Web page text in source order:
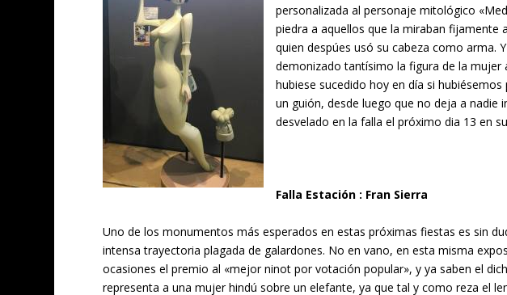
personalizada al personaje mitológico
piedra a aquellos que la miraban fijamente
quien despúes usó su cabeza como arma.
demonizado tantísimo la figura de la mujer
hubiese sucedido hoy en día si
un guión, desde luego que no deja a nadie
desvelado en la falla el próximo dia 13 en
Falla Estación : Fran Sierra
Uno de los monumentos más esperados en estas próximas fiestas es sin
intensa trayectoria plagada de galardones. No en vano, en esta misma
ocasiones el premio al «mejor ninot por votación popular», y ya saben el
representa a una mujer hindú sobre un elefante, ya que tal y como reza el